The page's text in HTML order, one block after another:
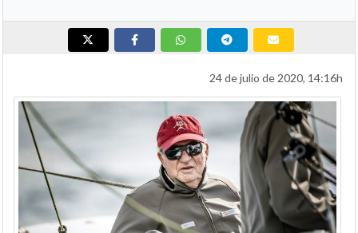
24 de julio de 2020, 14:16h